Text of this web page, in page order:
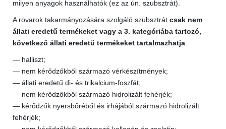
milyen anyagok használhatók (ez az ún. szubsztrát).
A rovarok takarmányozására szolgáló szubsztrát csak nem
állati eredetű termékeket vagy a 3. kategóriába tartozó,
következő állati eredetű termékeket tartalmazhatja:
— halliszt;
— nem kérődzőkből származó vérkészítmények;
— állati eredetű di- és trikalcium-foszfát;
— nem kérődzőkből származó hidrolizált fehérjék;
— kérődzők nyersbőréből és irhájából származó hidrolizált
fehérjék;